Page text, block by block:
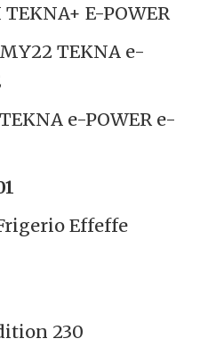
E-POWER
TEKNA e-
e-POWER e-
Effeffe
230